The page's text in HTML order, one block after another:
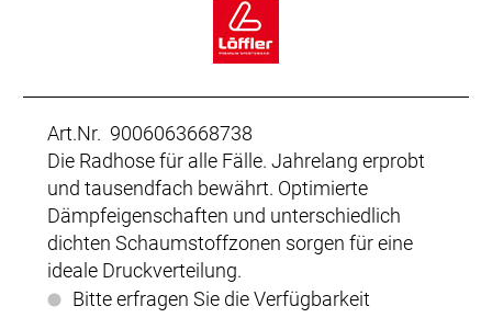
Art.Nr. 9006063668738
Die Radhose für alle Fälle. Jahrelang erprobt
und tausendfach bewährt. Optimierte
Dämpfeigenschaften und unterschiedlich
dichten Schaumstoffzonen sorgen für eine
ideale Druckverteilung.
Bitte erfragen Sie die Verfügbarkeit